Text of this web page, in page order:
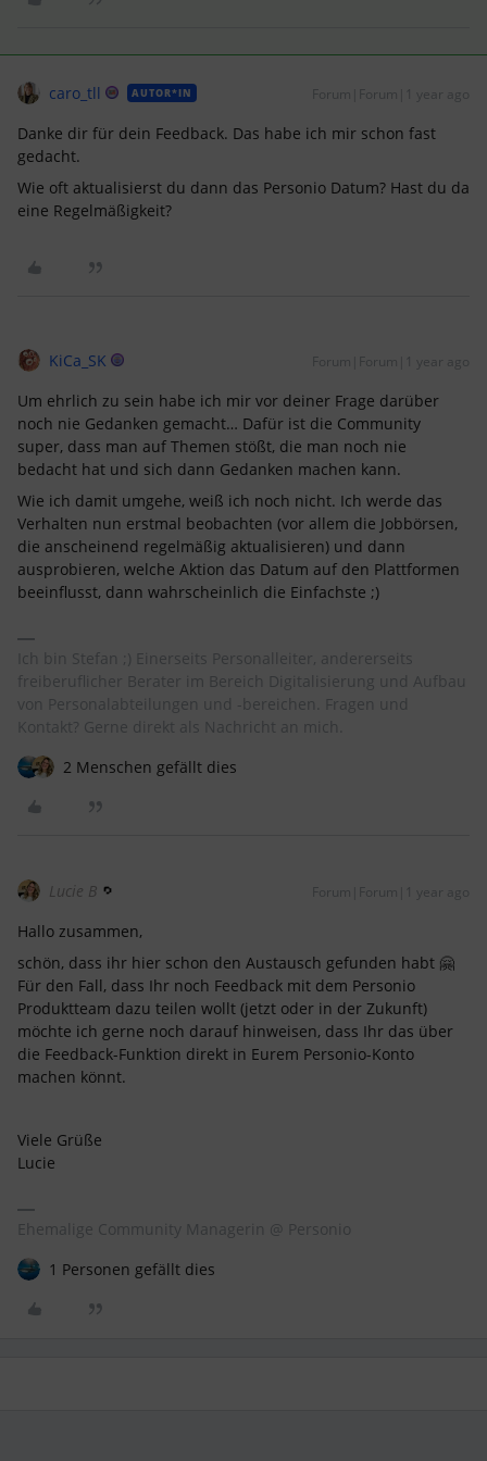
caro_tll AUTOR*IN Forum|Forum|1 year ago
Danke dir für dein Feedback. Das habe ich mir schon fast
gedacht.
Wie oft aktualisierst du dann das Personio Datum? Hast du da
eine Regelmäßigkeit?
KiCa_SK Forum|Forum|1 year ago
Um ehrlich zu sein habe ich mir vor deiner Frage darüber
noch nie Gedanken gemacht… Dafür ist die Community
super, dass man auf Themen stößt, die man noch nie
bedacht hat und sich dann Gedanken machen kann.
Wie ich damit umgehe, weiß ich noch nicht. Ich werde das
Verhalten nun erstmal beobachten (vor allem die Jobbörsen,
die anscheinend regelmäßig aktualisieren) und dann
ausprobieren, welche Aktion das Datum auf den Plattformen
beeinflusst, dann wahrscheinlich die Einfachste ;)
Ich bin Stefan ;) Einerseits Personalleiter, andererseits
freiberuflicher Berater im Bereich Digitalisierung und Aufbau
von Personalabteilungen und -bereichen. Fragen und
Kontakt? Gerne direkt als Nachricht an mich.
2 Menschen gefällt dies
Lucie B Forum|Forum|1 year ago
Hallo zusammen,
schön, dass ihr hier schon den Austausch gefunden habt 🤗
Für den Fall, dass Ihr noch Feedback mit dem Personio
Produktteam dazu teilen wollt (jetzt oder in der Zukunft)
möchte ich gerne noch darauf hinweisen, dass Ihr das über
die Feedback-Funktion direkt in Eurem Personio-Konto
machen könnt.
Viele Grüße
Lucie
Ehemalige Community Managerin @ Personio
1 Personen gefällt dies